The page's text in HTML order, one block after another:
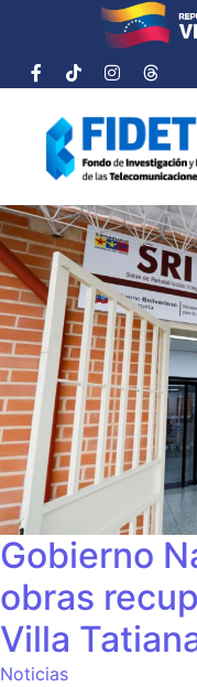
Gobierno
obras
Villa
Noticias